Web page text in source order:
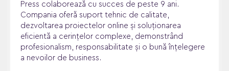
Press colaborează cu succes de peste 9 ani.
Compania oferă suport tehnic de calitate,
dezvoltarea proiectelor online și soluționarea
eficientă a cerințelor complexe, demonstrând
profesionalism, responsabilitate și o bună înțelegere
a nevoilor de business.